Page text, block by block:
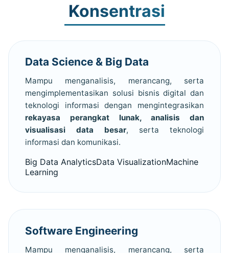
Konsentrasi
Data Science & Big Data
Mampu menganalisis, merancang, serta
mengimplementasikan solusi bisnis digital dan
teknologi informasi dengan mengintegrasikan
rekayasa perangkat lunak, analisis dan
visualisasi data besar, serta teknologi
informasi dan komunikasi.
Big Data AnalyticsData VisualizationMachine
Learning
Software Engineering
Mampu menganalisis, merancang, serta